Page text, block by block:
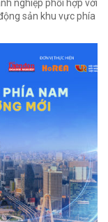
nghiệp phối hợp với
sản khu vực phía